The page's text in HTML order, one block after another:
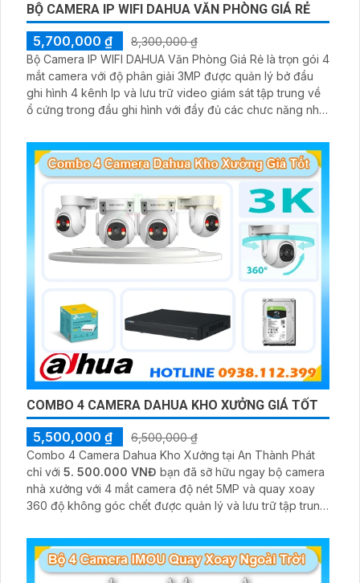
BỘ CAMERA IP WIFI DAHUA VĂN PHÒNG GIÁ RẺ
5,700,000 ₫
8,300,000 ₫
Bộ Camera IP WIFI DAHUA Văn Phòng Giá Rẻ là trọn gói 4
mắt camera với độ phân giải 3MP được quản lý bở đầu
ghi hình 4 kênh Ip và lưu trữ video giám sát tập trung về
ổ cứng trong đầu ghi hình với đầy đủ các chưc năng như
giám sát có màu vào ban đêm
COMBO 4 CAMERA DAHUA KHO XƯỞNG GIÁ TỐT
5,500,000 ₫
6,500,000 ₫
Combo 4 Camera Dahua Kho Xưởng tại An Thành Phát
chỉ với 5. 500.000 VNĐ bạn đã sỡ hữu ngay bộ camera
nhà xưởng với 4 mắt camera độ nét 5MP và quay xoay
360 độ không góc chết được quản lý và lưu trữ tập trung